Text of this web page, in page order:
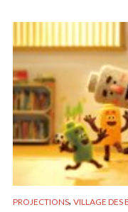
PROJECTIONS, VILLAGE DES